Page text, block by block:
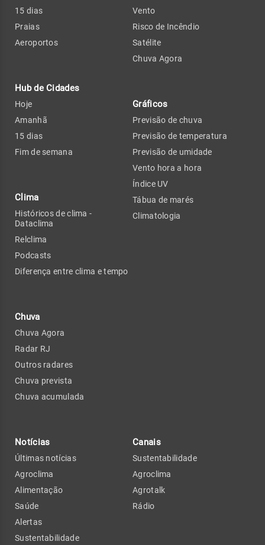
15 dias
Praias
Aeroportos
Hub de Cidades
Hoje
Amanhã
15 dias
Fim de semana
Clima
Históricos de clima -
Dataclima
Relclima
Podcasts
Diferença entre clima e tempo
Chuva
Chuva Agora
Radar RJ
Outros radares
Chuva prevista
Chuva acumulada
Vento
Risco de Incêndio
Satélite
Chuva Agora
Gráficos
Previsão de chuva
Previsão de temperatura
Previsão de umidade
Vento hora a hora
Índice UV
Tábua de marés
Climatologia
Notícias
Últimas notícias
Agroclima
Alimentação
Saúde
Alertas
Sustentabilidade
Canais
Sustentabilidade
Agroclima
Agrotalk
Rádio